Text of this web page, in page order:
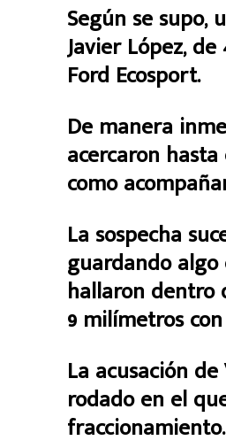
Según se supo,
Javier López,
Ford Ecosport.
De manera
acercaron
como
La sospecha
guardando
hallaron dentro
9 milímetros
La acusación
rodado en el
fraccionamiento.